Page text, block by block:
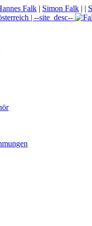
Falk | Simon Falk | |